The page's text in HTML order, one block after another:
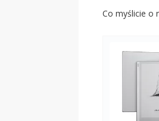
Co myślicie o